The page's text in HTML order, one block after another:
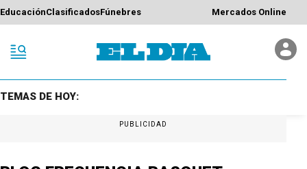
EducaciónClasificadosFúnebres Mercados Online
TEMAS DE HOY:
PUBLICIDAD